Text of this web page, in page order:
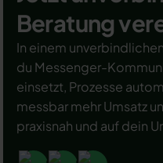
Beratung
In einem
du Messenger-
einsetzt, Prozesse
messbar mehr Umsatz
praxisnah und auf dein